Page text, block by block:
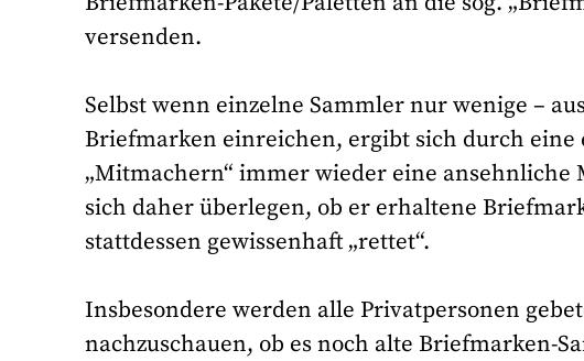
versenden.
Selbst wenn einzelne Sammler nur wenige –
Briefmarken einreichen, ergibt sich durch eine
„Mitmachern“ immer wieder eine ansehnliche
sich daher überlegen, ob er erhaltene
stattdessen gewissenhaft „rettet“.
Insbesondere werden alle Privatpersonen
nachzuschauen, ob es noch alte Briefmarken-